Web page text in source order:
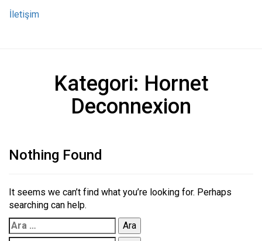
İletişim
Kategori: Hornet
Deconnexion
Nothing Found
It seems we can’t find what you’re looking for. Perhaps
searching can help.
Arama: